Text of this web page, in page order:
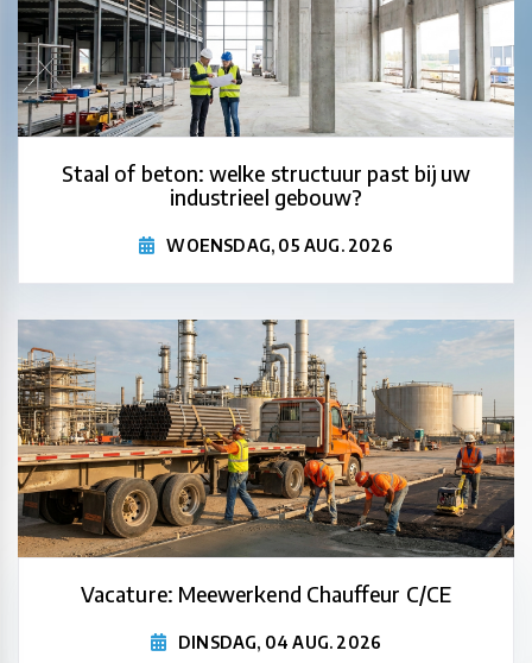
Staal of beton: welke structuur past bij uw
industrieel gebouw?
WOENSDAG, 05 AUG. 2026
Vacature: Meewerkend Chauffeur C/CE
DINSDAG, 04 AUG. 2026